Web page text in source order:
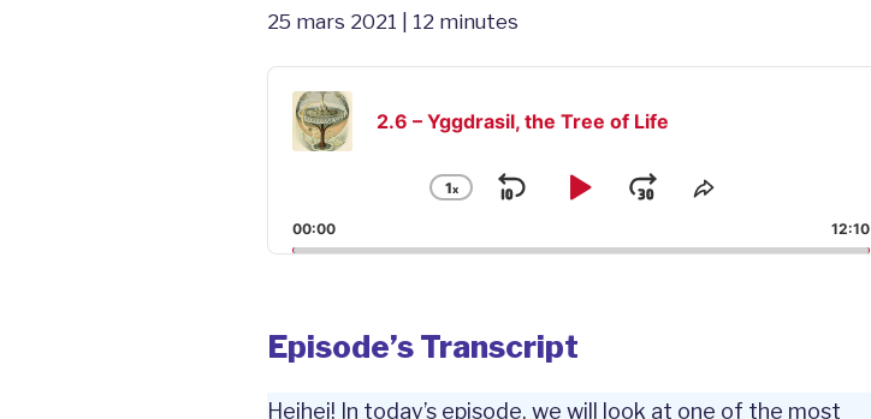
25 mars 2021 | 12 minutes
Audio
Player
2.6 – Yggdrasil, the Tree of Life
Change
Rate
1x
Skip
Backward
Play
Pause
Jump
Forward
Share
Episode
00:00 12:10
Episode’s Transcript
Heihei! In today’s episode, we will look at one of the most